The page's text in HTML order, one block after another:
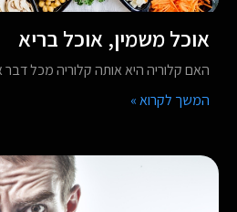
אוכל משמין, אוכל בריא
האם קלוריה היא אותה קלוריה מכל
המשך לקרוא »